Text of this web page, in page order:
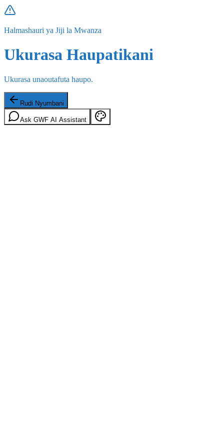
Halmashauri ya Jiji la Mwanza
Ukurasa Haupatikani
Ukurasa unaoutafuta haupo.
Rudi Nyumbani
Ask GWF AI Assistant